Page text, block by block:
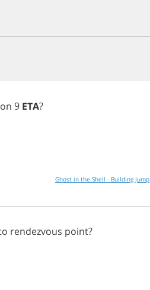
9 ETA?
Ghost in the Shell - Building Jump
rendezvous point?